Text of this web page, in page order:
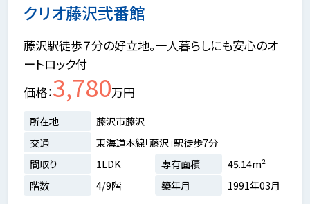
クリオ藤沢弐番館
藤沢駅徒歩７分の好立地。一人暮らしにも安心のオ
ートロック付
価格 3,780万円
所在地
藤沢市藤沢
交通
東海道本線「藤沢」駅徒歩7分
間取り
1LDK 専有面積
45.14m²
階数
4/9階 築年月 1991年03月